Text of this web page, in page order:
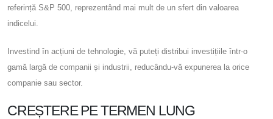
referință S&P 500, reprezentând mai mult de un sfert din valoarea
indicelui.
Investind în acțiuni de tehnologie, vă puteți distribui investițiile într-o
gamă largă de companii și industrii, reducându-vă expunerea la orice
companie sau sector.
CREȘTERE PE TERMEN LUNG